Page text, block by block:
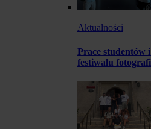
Aktualności
Prace studentów
festiwalu